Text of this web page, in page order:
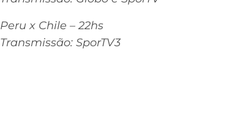
Peru x Chile – 22hs
Transmissão: SporTV3